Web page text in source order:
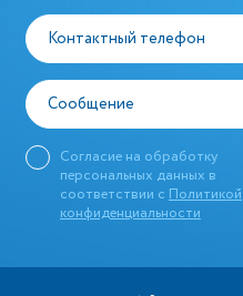
Контактный телефон
Сообщение
Согласие на обработку
персональных данных в
соответствии с Политикой
конфиденциальности